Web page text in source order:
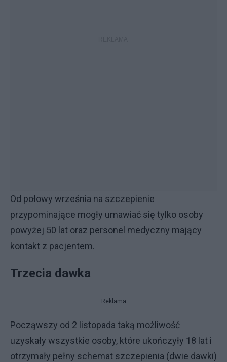
Od połowy września na szczepienie
przypominające mogły umawiać się tylko osoby
powyżej 50 lat oraz personel medyczny mający
kontakt z pacjentem.
Trzecia dawka
Reklama
Począwszy od 2 listopada taką możliwość
uzyskały wszystkie osoby, które ukończyły 18 lat i
otrzymały pełny schemat szczepienia (dwie dawki)